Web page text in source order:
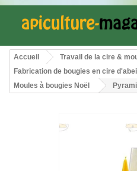
Accueil
Travail de la cire &
Fabrication de bougies en cire
Moules à bougies Noël